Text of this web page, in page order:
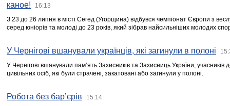
каное!
16:13
З 23 до 26 липня в місті Сегед (Угорщина) відбувся чемпіонат Європи з
серед юніорів та молоді до 23 років, який зібрав найсильніших молодих
У Чернігові вшанували українців, які загинули в полоні
У Чернігові вшанували пам’ять Захисників та Захисниць України,
цивільних осіб, які були страчені, закатовані або загинули у полоні.
Робота без бар’єрів 15:14